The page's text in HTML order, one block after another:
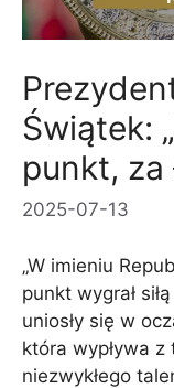
Świątek:
punkt, za
2025-07-13
„W imieniu
punkt wygrał
uniosły się w
która wypływa
niezwykłego